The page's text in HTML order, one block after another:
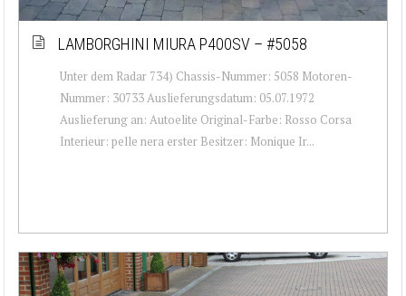
LAMBORGHINI MIURA P400SV – #5058
Unter dem Radar 734) Chassis-Nummer: 5058 Motoren-
Nummer: 30733 Auslieferungsdatum: 05.07.1972
Auslieferung an: Autoelite Original-Farbe: Rosso Corsa
Interieur: pelle nera erster Besitzer: Monique Ir...